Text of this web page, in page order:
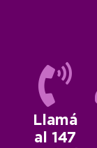
Llamá
al 147